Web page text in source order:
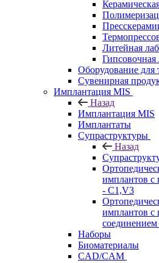
Литейная
Гипсовочная
Оборудование для
Сувенирная
Имплантация MIS
Назад
Имплантация MIS
Имплантаты
Супраструктуры
Назад
имплантов с
- C1,V3
имплантов с
Наборы
Биоматериалы
CAD/CAM